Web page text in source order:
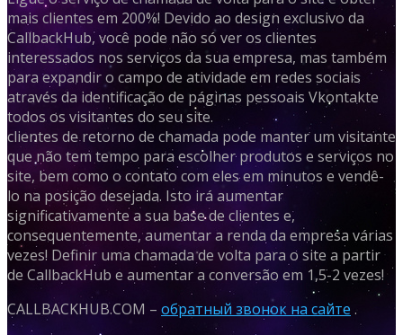
mais clientes em 200%! Devido ao design exclusivo da
CallbackHub, você pode não só ver os clientes
interessados ​​nos serviços da sua empresa, mas também
para expandir o campo de atividade em redes sociais
através da identificação de páginas pessoais Vkontakte
todos os visitantes do seu site.
clientes de retorno de chamada pode manter um visitante
que não tem tempo para escolher produtos e serviços no
site, bem como o contato com eles em minutos e vendê-
lo na posição desejada. Isto irá aumentar
significativamente a sua base de clientes e,
consequentemente, aumentar a renda da empresa várias
vezes! Definir uma chamada de volta para o site a partir
de CallbackHub e aumentar a conversão em 1,5-2 vezes!
CALLBACKHUB.COM – обратный звонок на сайте .